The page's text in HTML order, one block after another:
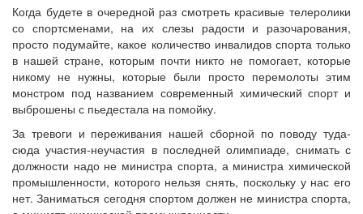
Когда будете в очередной раз смотреть красивые телеролики
со спортсменами, на их слезы радости и разочарования,
просто подумайте, какое количество инвалидов спорта только
в нашей стране, которым почти никто не помогает, которые
никому не нужны, которые были просто перемолоты этим
монстром под названием современный химический спорт и
выброшены с пьедестала на помойку.
За тревоги и переживания нашей сборной по поводу туда-
сюда участия-неучастия в последней олимпиаде, снимать с
должности надо не министра спорта, а министра химической
промышленности, которого нельзя снять, поскольку у нас его
нет. Заниматься сегодня спортом должен не министра спорта,